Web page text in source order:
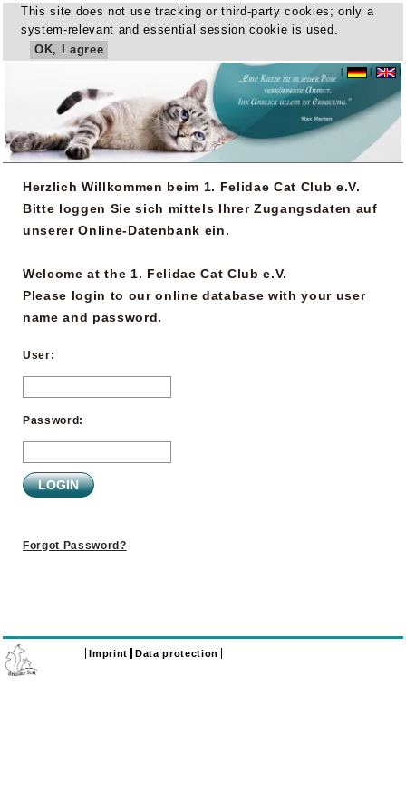
This site does not use tracking or third-party cookies; only a
system-relevant and essential session cookie is used.
OK, I agree
Herzlich Willkommen beim 1. Felidae Cat Club e.V.
Bitte loggen Sie sich mittels Ihrer Zugangsdaten auf
unserer Online-Datenbank ein.
Welcome at the 1. Felidae Cat Club e.V.
Please login to our online database with your user
name and password.
User:
Password:
Forgot Password?
Imprint Data protection